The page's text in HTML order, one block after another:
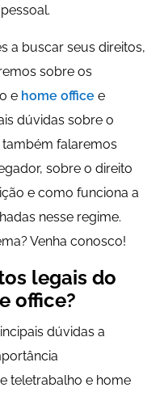
a buscar seus direitos,
sobre os
e home office e
dúvidas sobre o
falaremos
sobre o direito
e como funciona a
nesse regime.
Venha conosco!
legais do
office?
dúvidas a
teletrabalho e home